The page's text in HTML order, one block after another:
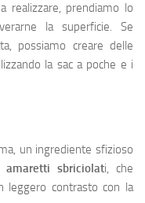
realizzare, prendiamo lo
la superficie. Se
possiamo creare delle
la sac a poche e i
un ingrediente sfizioso
amaretti sbriciolati, che
leggero contrasto con la